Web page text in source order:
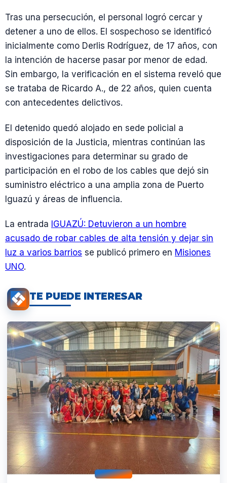
Tras una persecución, el personal logró cercar y
detener a uno de ellos. El sospechoso se identificó
inicialmente como Derlis Rodríguez, de 17 años, con
la intención de hacerse pasar por menor de edad.
Sin embargo, la verificación en el sistema reveló que
se trataba de Ricardo A., de 22 años, quien cuenta
con antecedentes delictivos.
El detenido quedó alojado en sede policial a
disposición de la Justicia, mientras continúan las
investigaciones para determinar su grado de
participación en el robo de los cables que dejó sin
suministro eléctrico a una amplia zona de Puerto
Iguazú y áreas de influencia.
La entrada IGUAZÚ: Detuvieron a un hombre
acusado de robar cables de alta tensión y dejar sin
luz a varios barrios se publicó primero en Misiones
UNO.
TE PUEDE INTERESAR